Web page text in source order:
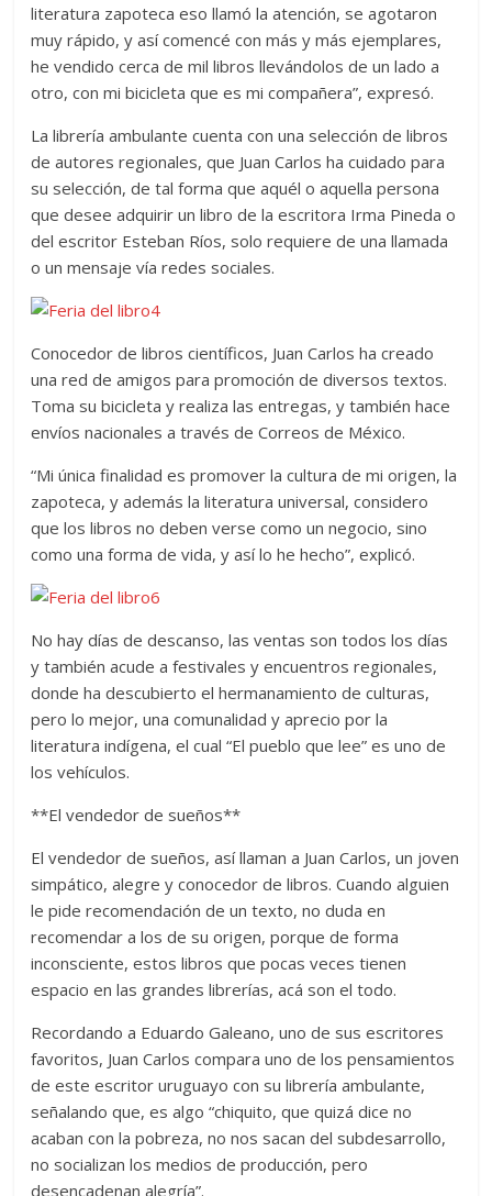
literatura zapoteca eso llamó la atención, se agotaron
muy rápido, y así comencé con más y más ejemplares,
he vendido cerca de mil libros llevándolos de un lado a
otro, con mi bicicleta que es mi compañera”, expresó.
La librería ambulante cuenta con una selección de libros
de autores regionales, que Juan Carlos ha cuidado para
su selección, de tal forma que aquél o aquella persona
que desee adquirir un libro de la escritora Irma Pineda o
del escritor Esteban Ríos, solo requiere de una llamada
o un mensaje vía redes sociales.
Conocedor de libros científicos, Juan Carlos ha creado
una red de amigos para promoción de diversos textos.
Toma su bicicleta y realiza las entregas, y también hace
envíos nacionales a través de Correos de México.
“Mi única finalidad es promover la cultura de mi origen, la
zapoteca, y además la literatura universal, considero
que los libros no deben verse como un negocio, sino
como una forma de vida, y así lo he hecho”, explicó.
No hay días de descanso, las ventas son todos los días
y también acude a festivales y encuentros regionales,
donde ha descubierto el hermanamiento de culturas,
pero lo mejor, una comunalidad y aprecio por la
literatura indígena, el cual “El pueblo que lee” es uno de
los vehículos.
**El vendedor de sueños**
El vendedor de sueños, así llaman a Juan Carlos, un joven
simpático, alegre y conocedor de libros. Cuando alguien
le pide recomendación de un texto, no duda en
recomendar a los de su origen, porque de forma
inconsciente, estos libros que pocas veces tienen
espacio en las grandes librerías, acá son el todo.
Recordando a Eduardo Galeano, uno de sus escritores
favoritos, Juan Carlos compara uno de los pensamientos
de este escritor uruguayo con su librería ambulante,
señalando que, es algo “chiquito, que quizá dice no
acaban con la pobreza, no nos sacan del subdesarrollo,
no socializan los medios de producción, pero
desencadenan alegría”.